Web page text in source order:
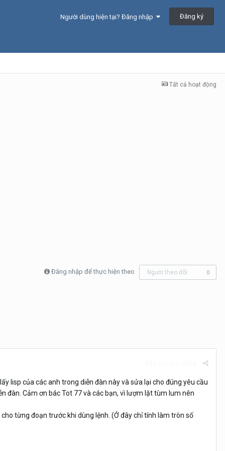
Người dùng hiện tại? Đăng nhập Đăng ký
Tất cả hoạt động
Đăng nhập để thực hiện theo Người theo dõi 0
lisp của các anh trong diễn đàn này và sửa lại cho đúng yêu cầu
đàn. Cảm ơn bác Tot 77 và các bạn, vì lượm lặt tùm lum nên
từng đoạn trước khi dùng lệnh. (Ở đây chỉ tính làm tròn số